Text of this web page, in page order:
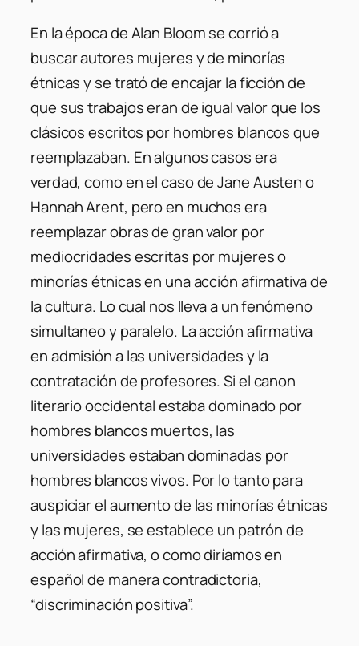
En la época de Alan Bloom se corrió a
buscar autores mujeres y de minorías
étnicas y se trató de encajar la ficción de
que sus trabajos eran de igual valor que los
clásicos escritos por hombres blancos que
reemplazaban. En algunos casos era
verdad, como en el caso de Jane Austen o
Hannah Arent, pero en muchos era
reemplazar obras de gran valor por
mediocridades escritas por mujeres o
minorías étnicas en una acción afirmativa de
la cultura. Lo cual nos lleva a un fenómeno
simultaneo y paralelo. La acción afirmativa
en admisión a las universidades y la
contratación de profesores. Si el canon
literario occidental estaba dominado por
hombres blancos muertos, las
universidades estaban dominadas por
hombres blancos vivos. Por lo tanto para
auspiciar el aumento de las minorías étnicas
y las mujeres, se establece un patrón de
acción afirmativa, o como diríamos en
español de manera contradictoria,
“discriminación positiva”.